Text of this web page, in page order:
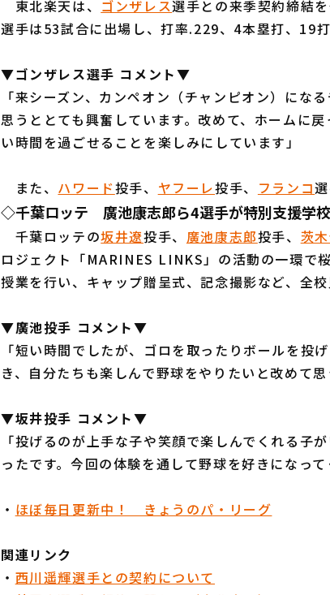
東北楽天は、 ゴンザレス選手との来季契約締結
選手は53試合に出場し、打率.229、4本塁打、19打
▼ゴンザレス選手 コメント▼
「来シーズン、カンペオン（チャンピオン）にな
思うととても興奮しています。改めて、ホームに
い時間を過ごせることを楽しみにしています」
また、 ハワード投手、 ヤフーレ投手、 フランコ
◇千葉ロッテ 廣池康志郎ら4選手が特別支援学
千葉ロッテの坂井遼投手、 廣池康志郎投手、 茨
ロジェクト「MARINES LINKS」の活動の一環で
授業を行い、キャップ贈呈式、記念撮影など、全
▼廣池投手 コメント▼
「短い時間でしたが、ゴロを取ったりボールを投
き、自分たちも楽しんで野球をやりたいと改めて思
▼坂井投手 コメント▼
「投げるのが上手な子や笑顔で楽しんでくれる子
ったです。今回の体験を通して野球を好きになって
・ ほぼ毎日更新中！ きょうのパ・リーグ
関連リンク
・ 西川遥輝選手との契約について